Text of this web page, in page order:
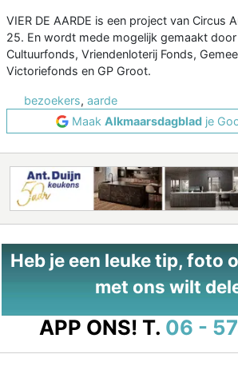
VIER DE AARDE is een project van Circus
25. En wordt mede mogelijk gemaakt door
Cultuurfonds, Vriendenloterij Fonds,
Victoriefonds en GP Groot.
bezoekers, aarde
Maak Alkmaarsdagbladje
Heb je een leuke tip, foto
met ons wilt
APP ONS! T. 06 -